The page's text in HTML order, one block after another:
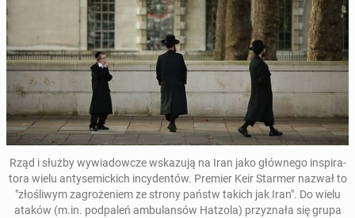
Rząd i służby wy­wia­dow­cze wska­zu­ją na Iran jako głów­ne­go in­spi­ra­
to­ra wielu an­ty­se­mic­kich in­cy­den­tów. Premier Keir Starmer nazwał to
"zło­śli­wym za­gro­że­niem ze strony państw takich jak Iran". Do wielu
ataków (m.in. pod­pa­leń am­bu­lan­sów Hatzola) przy­zna­ła się grupa